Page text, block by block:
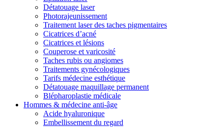
Détatouage laser
Photorajeunissement
Traitement laser des taches pigmentaires
Cicatrices d’acné
Cicatrices et lésions
Couperose et varicosité
Taches rubis ou angiomes
Traitements gynécologiques
Tarifs médecine esthétique
Détatouage maquillage permanent
Blépharoplastie médicale
Hommes & médecine anti-âge
Acide hyaluronique
Embellissement du regard